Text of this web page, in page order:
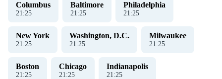
Columbus
21:26
Baltimore
21:26
Philadelphia
21:26
New York
21:26
Washington, D.C.
21:26
Milwaukee
21:26
Boston
21:26
Chicago
21:26
Indianapolis
21:26